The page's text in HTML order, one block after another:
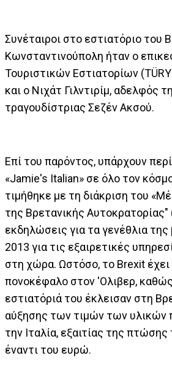
Συνέταιροι στο εστιατόριο του
Κωνσταντινούπολη ήταν ο
Τουριστικών Εστιατορίων
και ο Νιχάτ Γιλντιρίμ, αδελφός
τραγουδίστριας Σεζέν Ακσού.
Επί του παρόντος, υπάρχουν
«Jamie's Italian» σε όλο τον
τιμήθηκε με τη διάκριση του
της Βρετανικής Αυτοκρατορίας"
εκδηλώσεις για τα γενέθλια της
2013 για τις εξαιρετικές
στη χώρα. Ωστόσο, το Brexit
πονοκέφαλο στον 'Ολιβερ,
εστιατόριά του έκλεισαν στη
αύξησης των τιμών των υλικών
την Ιταλία, εξαιτίας της
έναντι του ευρώ.